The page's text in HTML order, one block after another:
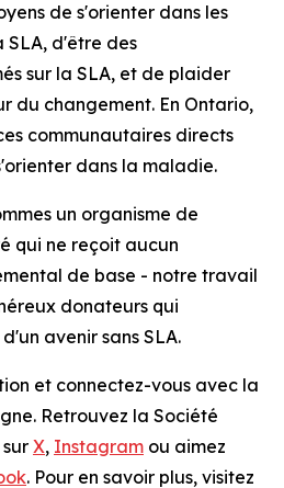
de s'orienter dans les
d'être des
sur la SLA, et de plaider
du changement. En Ontario,
communautaires directs
dans la maladie.
un organisme de
qui ne reçoit aucun
de base - notre travail
donateurs qui
avenir sans SLA.
et connectez-vous avec la
Retrouvez la Société
X, Instagram ou aimez
. Pour en savoir plus, visitez